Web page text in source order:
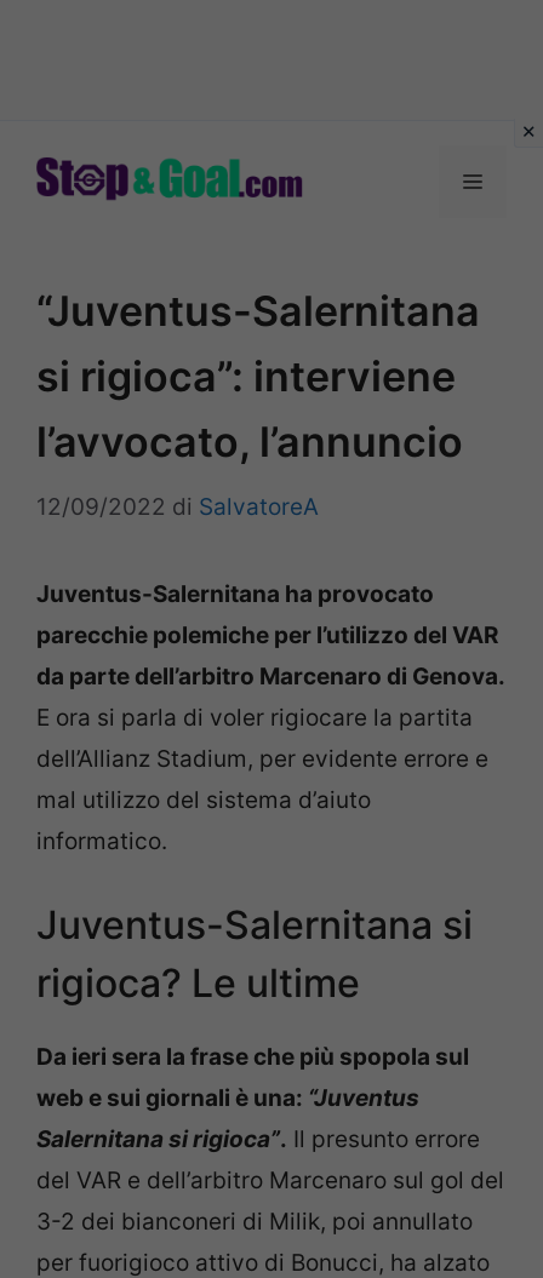
Menu
“Juventus-Salernitana
si rigioca”: interviene
l’avvocato, l’annuncio
12/09/2022 di SalvatoreA
Juventus-Salernitana ha provocato
parecchie polemiche per l’utilizzo del VAR
da parte dell’arbitro Marcenaro di Genova.
E ora si parla di voler rigiocare la partita
dell’Allianz Stadium, per evidente errore e
mal utilizzo del sistema d’aiuto
informatico.
Juventus-Salernitana si
rigioca? Le ultime
Da ieri sera la frase che più spopola sul
web e sui giornali è una: “Juventus
Salernitana si rigioca”. Il presunto errore
del VAR e dell’arbitro Marcenaro sul gol del
3-2 dei bianconeri di Milik, poi annullato
per fuorigioco attivo di Bonucci, ha alzato